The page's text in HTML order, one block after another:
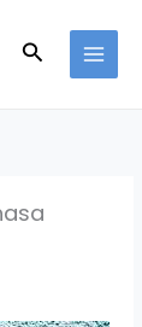
Search